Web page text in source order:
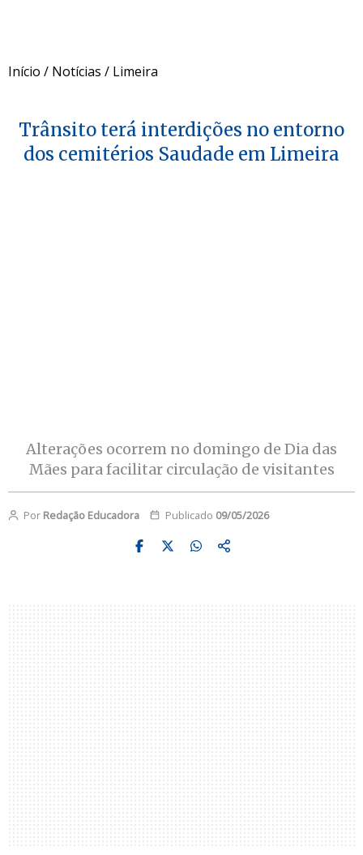
Início / Notícias / Limeira
Trânsito terá interdições no entorno
dos cemitérios Saudade em Limeira
Alterações ocorrem no domingo de Dia das
Mães para facilitar circulação de visitantes
Por Redação Educadora Publicado 09/05/2026